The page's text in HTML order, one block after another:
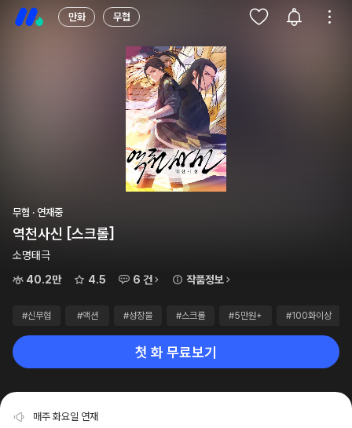
만화 무협
무협 · 연재중
역천사신 [스크롤]
소명태극
40.2만
4.5 6 건 작품정보
#신무협 #액션 #성장물 #스크롤 #5만원+ #100화이상
첫 화 무료보기
매주 화요일 연재